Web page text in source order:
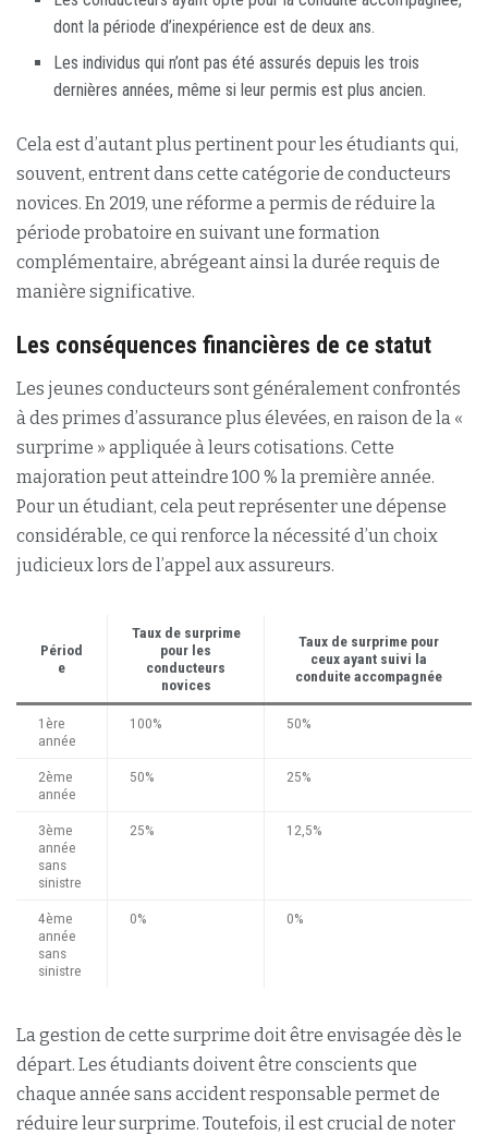
dont la période d’inexpérience est de deux ans.
Les individus qui n’ont pas été assurés depuis les trois
dernières années, même si leur permis est plus ancien.
Cela est d’autant plus pertinent pour les étudiants qui,
souvent, entrent dans cette catégorie de conducteurs
novices. En 2019, une réforme a permis de réduire la
période probatoire en suivant une formation
complémentaire, abrégeant ainsi la durée requis de
manière significative.
Les conséquences financières de ce statut
Les jeunes conducteurs sont généralement confrontés
à des primes d’assurance plus élevées, en raison de la «
surprime » appliquée à leurs cotisations. Cette
majoration peut atteindre 100 % la première année.
Pour un étudiant, cela peut représenter une dépense
considérable, ce qui renforce la nécessité d’un choix
judicieux lors de l’appel aux assureurs.
Périod
e
Taux de surprime
pour les
conducteurs
novices
Taux de surprime pour
ceux ayant suivi la
conduite accompagnée
1ère
année
100% 50%
2ème
année
50% 25%
3ème
année
sans
sinistre
25% 12,5%
4ème
année
sans
sinistre
0% 0%
La gestion de cette surprime doit être envisagée dès le
départ. Les étudiants doivent être conscients que
chaque année sans accident responsable permet de
réduire leur surprime. Toutefois, il est crucial de noter